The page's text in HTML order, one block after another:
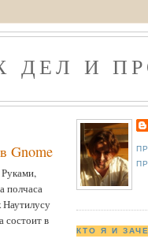
ДЕЛ И
Gnome
полчаса
Наутилусу
состоит в
КТО Я И